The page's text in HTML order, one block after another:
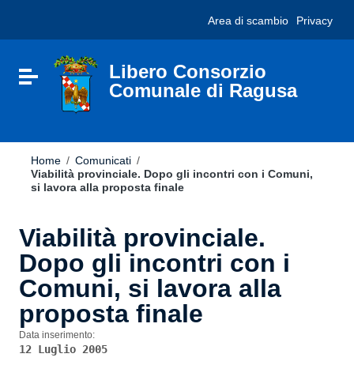
sito
include
Vai al footer
Area di scambio Privacy
Attiva / disattiva la navigazione
Libero Consorzio
Comunale di Ragusa
Home / Comunicati /
Viabilità provinciale. Dopo gli incontri con i Comuni,
si lavora alla proposta finale
Viabilità provinciale.
Dopo gli incontri con i
Comuni, si lavora alla
proposta finale
Data inserimento:
12 Luglio 2005